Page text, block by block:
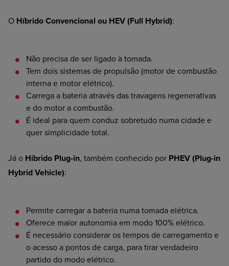
O Híbrido Convencional ou HEV (Full Hybrid):
Não precisa de ser ligado à tomada.
Tem dois sistemas de propulsão (motor de combustão
interna e motor elétrico).
Carrega a bateria através das travagens regenerativas
e do motor a combustão.
É ideal para quem conduz sobretudo numa cidade e
quer simplicidade total.
Já o Híbrido Plug-in, também conhecido por PHEV (Plug-in
Hybrid Vehicle):
Permite carregar a bateria numa tomada elétrica.
Oferece maior autonomia em modo 100% elétrico.
É necessário considerar os tempos de carregamento e
o acesso a pontos de carga, para tirar verdadeiro
partido do modo elétrico.